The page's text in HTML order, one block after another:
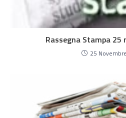
Rassegna Stampa 25
25